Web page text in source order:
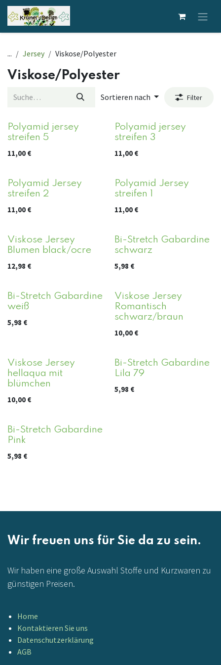
Zum Inhalt springen
... Jersey Viskose/Polyester
Viskose/Polyester
Sortieren nach Filter
Polyamid jersey
streifen 5
11,00 €
Polyamid jersey
streifen 3
11,00€
Polyamid Jersey
streifen 2
11,00 €
Polyamid Jersey
streifen 1
11,00€
Viskose Jersey
Blumen black/ocre
12,98 €
Bi-Stretch Gabardine
schwarz
5,98 €
Bi-Stretch Gabardine
weiß
5,98 €
Viskose Jersey
Romantisch
schwarz/braun
10,00€
Viskose Jersey
hellaqua mit
blümchen
10,00 €
Bi-Stretch Gabardine
Lila 79
5,98 €
Bi-Stretch Gabardine
Pink
5,98 €
Wir freuen uns für Sie da zu sein.
Wir haben eine große Auswahl Stoffe und Kurzwaren zu
günstigen Preisen.
Home
Kontaktieren Sie uns
Datenschutzerklärung
AGB